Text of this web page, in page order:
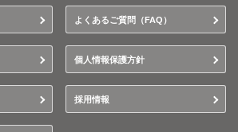
よくあるご質問（FAQ）
個人情報保護方針
採用情報